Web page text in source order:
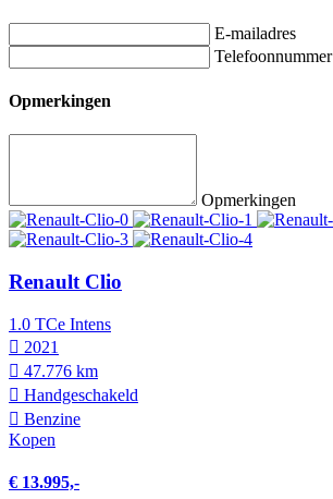
E-mailadres
Telefoonnummer
Opmerkingen
Opmerkingen
Renault Clio
1.0 TCe Intens
2021
47.776 km
Hand­geschakeld
Benzine
Kopen
€ 13.995,-